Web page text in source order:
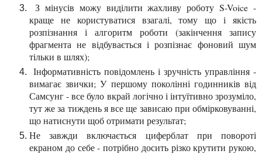
З мінусів можу виділити жахливу роботу S-Voice -
краще не користуватися взагалі, тому що і якість
розпізнання і алгоритм роботи (закінчення запису
фрагмента не відбувається і розпізнає фоновий шум
тільки в шлях);
Інформативність повідомлень і зручність управління -
вимагає звички; У першому поколінні годинників від
Самсунг - все було вкрай логічно і інтуїтивно зрозуміло,
тут же за тиждень я все ще зависаю при обмірковуванні,
що натиснути щоб отримати результат;
Не завжди включається циферблат при повороті
екраном до себе - потрібно досить різко крутити рукою,